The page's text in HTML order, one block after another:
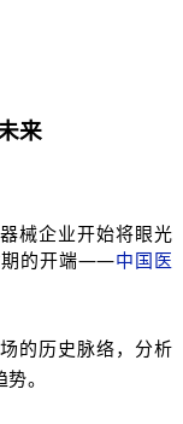
来
械企业开始将眼光
期的开端——中国医
的历史脉络，分析
。